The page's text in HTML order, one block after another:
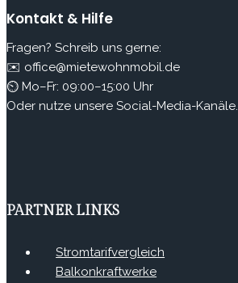
Kontakt & Hilfe
Fragen? Schreib uns gerne:
✉️ office@mietewohnmobil.de
⏲ Mo–Fr: 09:00–15:00 Uhr
Oder nutze unsere Social-Media-Kanäle.
PARTNER LINKS
Stromtarifvergleich
Balkonkraftwerke